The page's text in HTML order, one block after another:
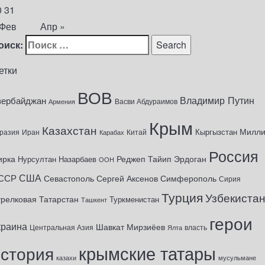
Апр »
31
Армения ВОВ Васви Абдураимов Владимир Путин
Иран Казахстан Карабах Китай Крым Кыргызстан Милли
Нурсултан Назарбаев ООН Реджеп Тайип Эрдоган Россия
США Севастополь Сергей Аксенов Симферополь Сирия
Татарстан Ташкент Туркменистан ТурцияУзбекистан
Центральная Азия Шавкат Мирзиёев Ялта власть герои
казахи крымские татары мусульмане